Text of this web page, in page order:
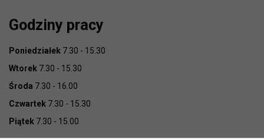
Godziny pracy
Poniedziałek 7.30 - 15.30
Wtorek 7.30 - 15.30
Środa 7.30 - 16.00
Czwartek 7.30 - 15.30
Piątek 7.30 - 15.00